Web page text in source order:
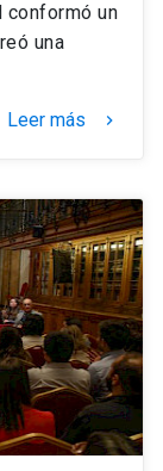
conformó un
una
Leer más keyboard_arrow_right